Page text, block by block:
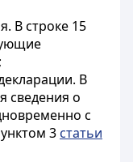
В строке 15
В
сведения о
с
3 статьи